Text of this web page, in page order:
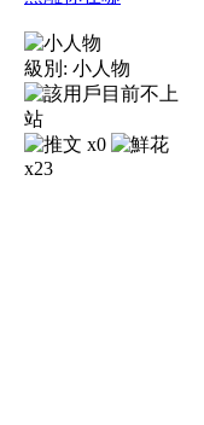
級別: 小人物
x0
x23